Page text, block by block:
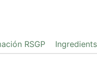
RSGP Ingredients